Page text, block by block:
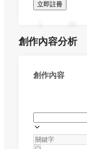
立即註冊
創作內容分析
創作內容